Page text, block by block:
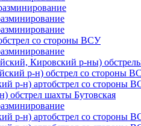
со стороны ВСУ
Кировский р-ны)
р-н) обстрел со стороны
р-н) артобстрел со стороны
обстрел шахты Бутовская
р-н) артобстрел со стороны